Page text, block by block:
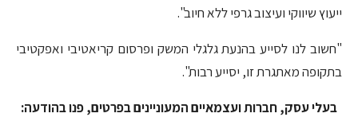
ייעוץ שיווקי ועיצוב גרפי ללא חיוב".
"חשוב לנו לסייע בהנעת גלגלי המשק ופרסום קריאטיבי ואפקטיבי
בתקופה מאתגרת זו, יסייע רבות".
בעלי עסק, חברות ועצמאיים המעוניינים בפרטים, פנו בהודעה: